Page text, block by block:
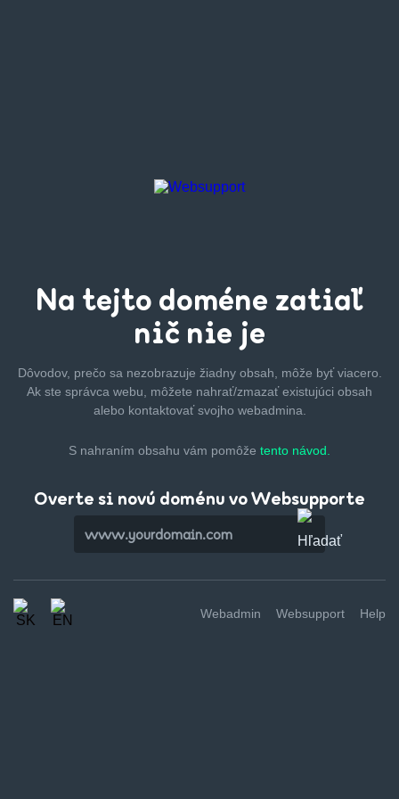
Na tejto doméne zatiaľ
nič nie je
Dôvodov, prečo sa nezobrazuje žiadny obsah, môže byťviacero.
Ak ste správca webu, môžete nahrať/zmazaťexistujúci obsah
alebo kontaktovať svojho webadmina.
S nahraním obsahu vám pomôže tento návod.
Overte si novú doménu vo Websupporte
Webadmin Websupport Help